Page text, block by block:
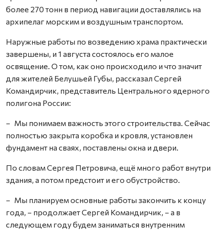
более 270 тонн в период навигации доставлялись на
архипелаг морским и воздушным транспортом.
Наружные работы по возведению храма практически
завершены, и 1 августа состоялось его малое
освящение. О том, как оно происходило и что значит
для жителей Белушьей Губы, рассказал Сергей
Командирчик, представитель Центрального ядерного
полигона России:
– Мы понимаем важность этого строительства. Сейчас
полностью закрыта коробка и кровля, установлен
фундамент на сваях, поставлены окна и двери.
По словам Сергея Петровича, ещё много работ внутри
здания, а потом предстоит и его обустройство.
– Мы планируем основные работы закончить к концу
года, – продолжает Сергей Командирчик, – а в
следующем году будем заниматься внутренним